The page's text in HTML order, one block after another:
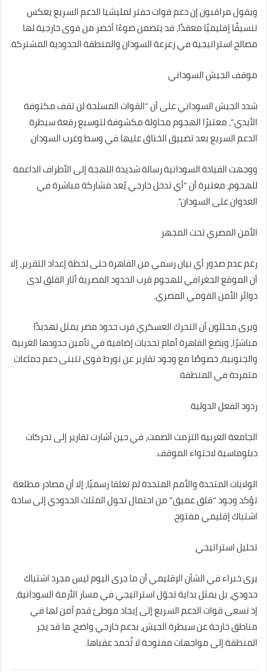
ويقول مراقبون إن دعم قوات حفتر لمليشيا الدعم السريع يعكس
تنسيقًا إقليميًا معقدًا، قد يتضمن ضوءًا أخضر من قوى خارجية لها
مصالح استراتيجية في زعزعة السودان والمنطقة الحدودية المشتركة.
موقف الجيش السوداني
شدد الجيش السوداني على أن “القوات المسلحة لن تقف مكتوفة
الأيدي”، معتبرًا الهجوم محاولة مكشوفة لتوسيع رقعة سيطرة
الدعم السريع بعد تضييق الخناق عليها في وسط وغرب السودان.
ووجهت القيادة السودانية رسالة شديدة اللهجة إلى الأطراف الداعمة
للهجوم، معتبرة أن “أي تدخل خارجي يُعد مشاركة مباشرة في
العدوان على السودان”.
الأمن المصري تحت المجهر
رغم عدم صدور أي بيان رسمي من القاهرة حتى لحظة إعداد التقرير، إلا
أن الموقع الجغرافي للهجوم قرب الحدود المصرية أثار القلق لدى
دوائر الأمن القومي المصري.
ويرى محللون أن التحرك العسكري قرب حدود مصر يمثل تهديدًا
مباشرًا، ويضع القاهرة أمام تحديات إضافية في تأمين حدودها الغربية
والجنوبية، خصوصًا مع وجود تقارير عن تورط قوى تتبنى دعم جماعات
متمردة في المنطقة.
ردود الفعل الدولية
الجامعة العربية التزمت الصمت، في حين أشارت تقارير إلى تحركات
دبلوماسية لاحتواء الموقف.
الولايات المتحدة والأمم المتحدة لم تعلقا رسميًا، إلا أن مصادر مطلعة
تؤكد وجود “قلق عميق” من احتمال تحول المثلث الحدودي إلى ساحة
اشتباك إقليمي مفتوح.
تحليل استراتيجي
يرى خبراء في الشأن الإقليمي أن ما جرى اليوم ليس مجرد اشتباك
حدودي، بل يمثل بداية تحوّل استراتيجي في مسار الأزمة السودانية،
إذ تسعى قوات الدعم السريع إلى إيجاد موطئ قدم آمن لها في
مناطق خارجة عن سيطرة الجيش، بدعم خارجي واضح، ما قد يجر
المنطقة إلى مواجهات مفتوحة لا تُحمد عقباها.